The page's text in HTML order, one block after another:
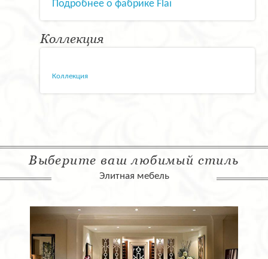
Подробнее о фабрике Flai
Коллекция
Коллекция
Выберите ваш любимый стиль
Элитная мебель